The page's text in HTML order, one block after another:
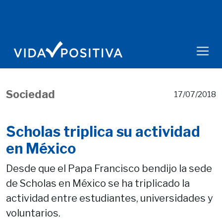
Sociedad 17/07/2018
Scholas triplica su actividad
en México
Desde que el Papa Francisco bendijo la sede
de Scholas en México se ha triplicado la
actividad entre estudiantes, universidades y
voluntarios.